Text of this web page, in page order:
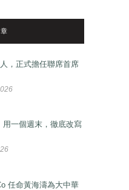
，正式擔任聯席首席
用一個週末，徹底改寫
任命黃海濤為大中華